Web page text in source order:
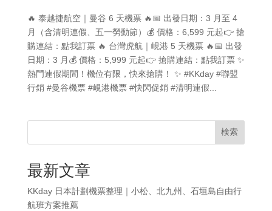
🔥 泰越捷航空｜曼谷 6 天機票 🔥📅 出發日期：3 月至 4
月（含清明連假、五一勞動節）💰 價格：6,599 元起👉 搶
購連結：點我訂票 🔥 台灣虎航｜峴港 5 天機票 🔥📅 出發
日期：3 月💰 價格：5,999 元起👉 搶購連結：點我訂票 ✨
熱門連假期間！機位有限，快來搶購！ ✨ #KKday #聯盟
行銷 #曼谷機票 #峴港機票 #快閃促銷 #清明連假...
検索
最新文章
KKday 日本計劃機票整理｜小松、北九州、石垣島自由行
航班方案推薦